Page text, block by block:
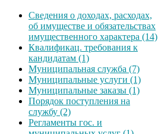
Сведения о доходах, расходах,
об имуществе и обязательствах
имущественного характера (14)
Квалификац. требования к
кандидатам (1)
Муниципальная служба (7)
Муниципальные услуги (1)
Муниципальные заказы (1)
Порядок поступления на
службу (2)
Регламенты гос. и